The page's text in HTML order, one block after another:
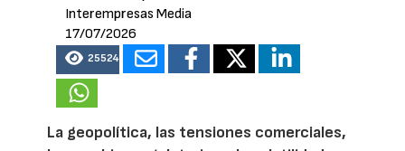
Interempresas Media
17/07/2026
25524
La geopolítica, las tensiones comerciales,